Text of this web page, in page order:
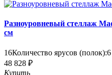
Разноуровневый стеллаж
см
16Количество ярусов (полок):6
48 828 ₽
Купить